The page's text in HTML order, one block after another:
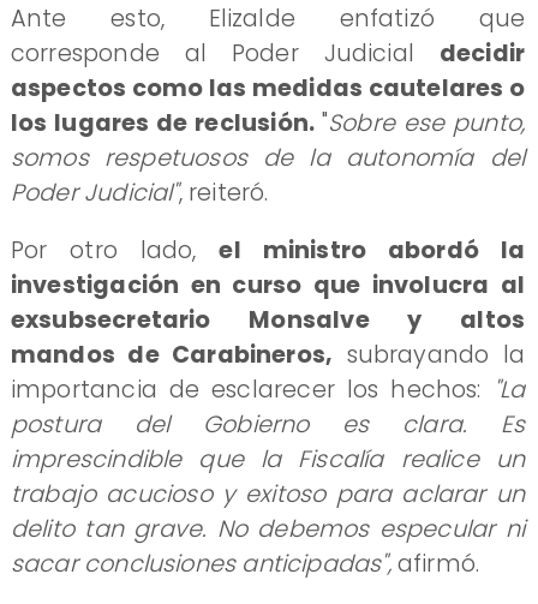
Ante esto, Elizalde enfatizó que
corresponde al Poder Judicial decidir
aspectos como las medidas cautelares o
los lugares de reclusión. "Sobre ese punto,
somos respetuosos de la autonomía del
Poder Judicial", reiteró.
Por otro lado,el ministro abordó la
investigación en curso que involucra al
exsubsecretario Monsalve y altos
mandos de Carabineros, subrayando la
importancia de esclarecer los hechos: "La
postura del Gobierno es clara. Es
imprescindible que la Fiscalía realice un
trabajo acucioso y exitoso para aclarar un
delito tan grave. No debemos especular ni
sacar conclusiones anticipadas",afirmó.